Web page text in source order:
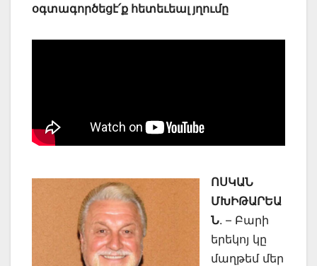
օգտագործեցէ՛ք հետեւեալ յղումը
ՈՍԿԱՆ
ՄԽԻԹԱՐԵԱ
Ն. – Բարի
երեկոյ կը
մաղթեմ մեր